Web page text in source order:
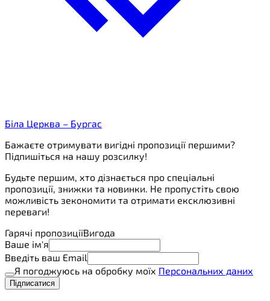
Біла Церква – Бургас
Бажаєте отримувати вигідні пропозиції першими?
Підпишіться на нашу розсилку!
Будьте першим, хто дізнається про спеціальні
пропозиції, знижки та новинки. Не пропустіть свою
можливість зекономити та отримати ексклюзивні
переваги!
Гарячі пропозиціїВигода
Ваше ім'я
Введіть ваш Email
Я погоджуюсь на обробку моїх Персональних даних
Підписатися